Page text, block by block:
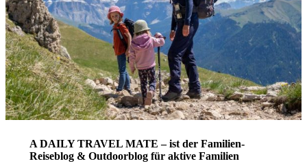
A DAILY TRAVEL MATE – ist der Familien-
Reiseblog & Outdoorblog für aktive Familien